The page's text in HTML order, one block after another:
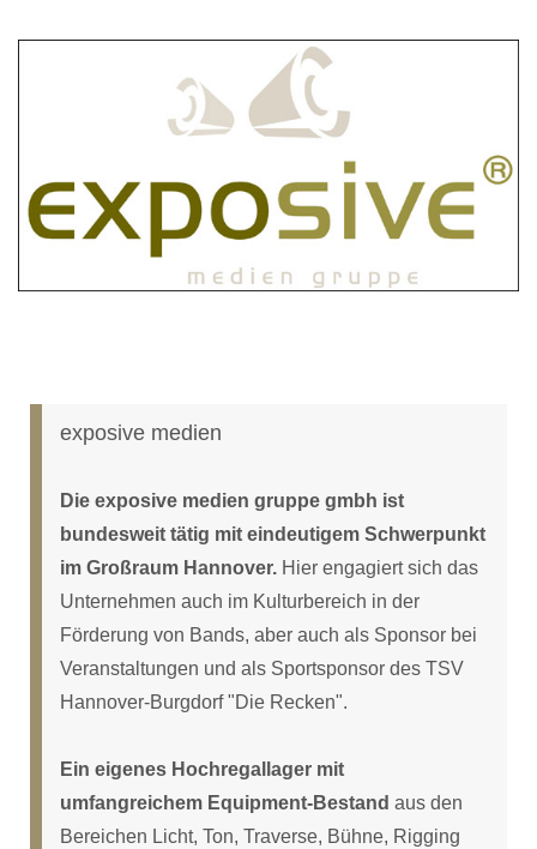
exposive medien
Die exposive medien gruppe gmbh ist
bundesweit tätig mit eindeutigem Schwerpunkt
im Großraum Hannover. Hier engagiert sich das
Unternehmen auch im Kulturbereich in der
Förderung von Bands, aber auch als Sponsor bei
Veranstaltungen und als Sportsponsor des TSV
Hannover-Burgdorf "Die Recken".
Ein eigenes Hochregallager mit
umfangreichem Equipment-Bestand aus den
Bereichen Licht, Ton, Traverse, Bühne, Rigging